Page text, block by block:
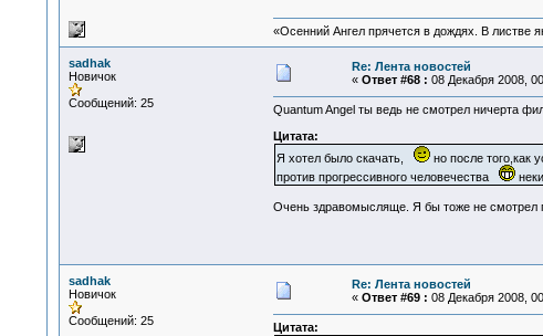
«Осенний Ангел прячется в дождях. В листве
sadhak
Новичок
Сообщений: 25
Re: Лента новостей
« Ответ #68 : 08 Декабря 2008,
Quantum Angel ты ведь не смотрел ничерта
Цитата:
Я хотел было скачать,
но после того,как
против прогрессивного человечества
Очень здравомысляще. Я бы тоже не смотрел
sadhak
Новичок
Сообщений: 25
Re: Лента новостей
« Ответ #69 : 08 Декабря 2008,
Цитата: